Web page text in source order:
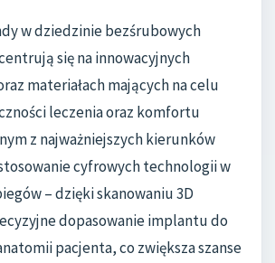
w dziedzinie bezśrubowych
się na innowacyjnych
materiałach mających na celu
leczenia oraz komfortu
z najważniejszych kierunków
cyfrowych technologii w
– dzięki skanowaniu 3D
dopasowanie implantu do
pacjenta, co zwiększa szanse